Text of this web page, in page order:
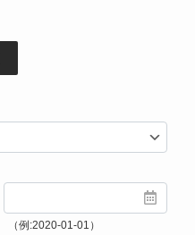
（例:2020-01-01）